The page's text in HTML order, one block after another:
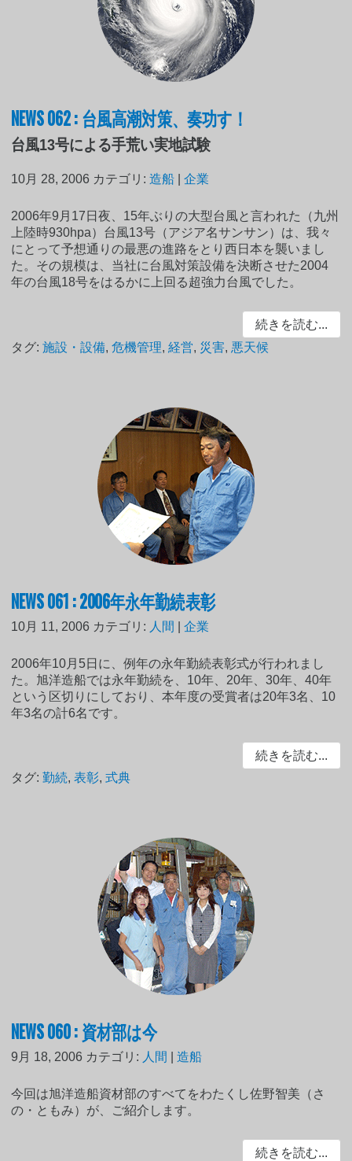
NEWS 062 : 台風高潮対策、奏功す！
台風13号による手荒い実地試験
10月 28, 2006 カテゴリ:造船 |企業
2006年9月17日夜、15年ぶりの大型台風と言われた（九州
上陸時930hpa）台風13号（アジア名サンサン）は、我々
にとって予想通りの最悪の進路をとり西日本を襲いまし
た。その規模は、当社に台風対策設備を決断させた2004
年の台風18号をはるかに上回る超強力台風でした。
続きを読む...
タグ:施設・設備,危機管理,経営, 災害, 悪天候
NEWS 061 : 2006年永年勤続表彰
10月 11, 2006 カテゴリ: 人間 |企業
2006年10月5日に、例年の永年勤続表彰式が行われまし
た。旭洋造船では永年勤続を、10年、20年、30年、40年
という区切りにしており、本年度の受賞者は20年3名、10
年3名の計6名です。
続きを読む...
タグ:勤続,表彰,式典
NEWS 060 : 資材部は今
9月 18, 2006 カテゴリ: 人間 |造船
今回は旭洋造船資材部のすべてをわたくし佐野智美（さ
の・ともみ）が、ご紹介します。
続きを読む...